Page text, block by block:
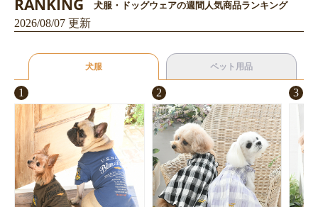
お買い物を続ける
RANKING 犬服・ドッグウェアの週間人気商品ランキング
2026/08/07 更新
犬服 ペット用品
1 2 3